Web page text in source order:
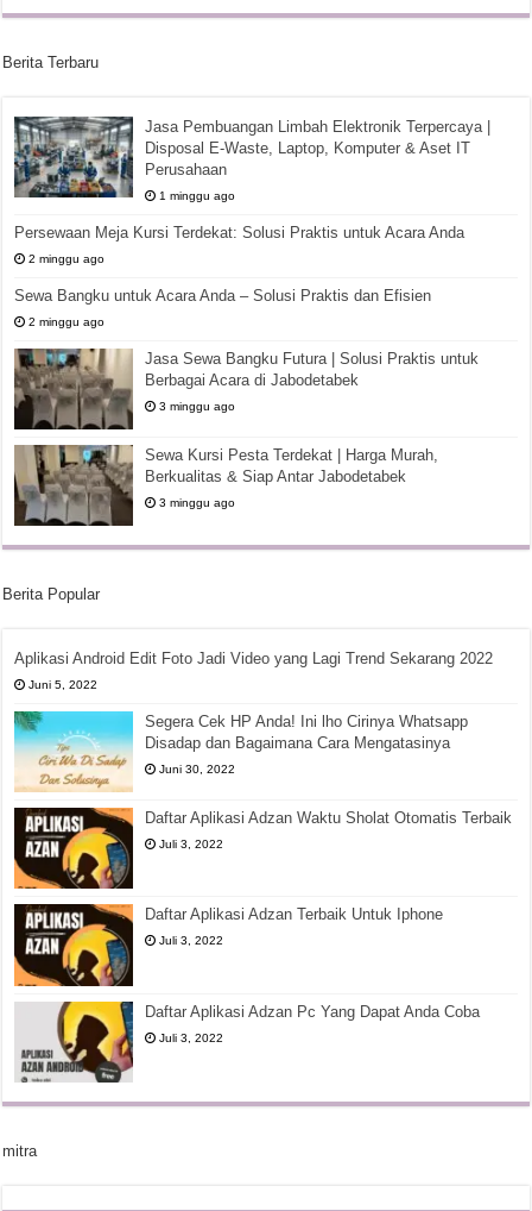
Berita Terbaru
Jasa Pembuangan Limbah Elektronik Terpercaya |
Disposal E-Waste, Laptop, Komputer & Aset IT
Perusahaan
1 minggu ago
Persewaan Meja Kursi Terdekat: Solusi Praktis untuk Acara Anda
2 minggu ago
Sewa Bangku untuk Acara Anda – Solusi Praktis dan Efisien
2 minggu ago
Jasa Sewa Bangku Futura | Solusi Praktis untuk
Berbagai Acara di Jabodetabek
3 minggu ago
Sewa Kursi Pesta Terdekat | Harga Murah,
Berkualitas & Siap Antar Jabodetabek
3 minggu ago
Berita Popular
Aplikasi Android Edit Foto Jadi Video yang Lagi Trend Sekarang 2022
Juni 5, 2022
Segera Cek HP Anda! Ini lho Cirinya Whatsapp
Disadap dan Bagaimana Cara Mengatasinya
Juni 30, 2022
Daftar Aplikasi Adzan Waktu Sholat Otomatis Terbaik
Juli 3, 2022
Daftar Aplikasi Adzan Terbaik Untuk Iphone
Juli 3, 2022
Daftar Aplikasi Adzan Pc Yang Dapat Anda Coba
Juli 3, 2022
mitra